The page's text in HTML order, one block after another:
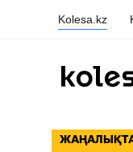
Kolesa.kz